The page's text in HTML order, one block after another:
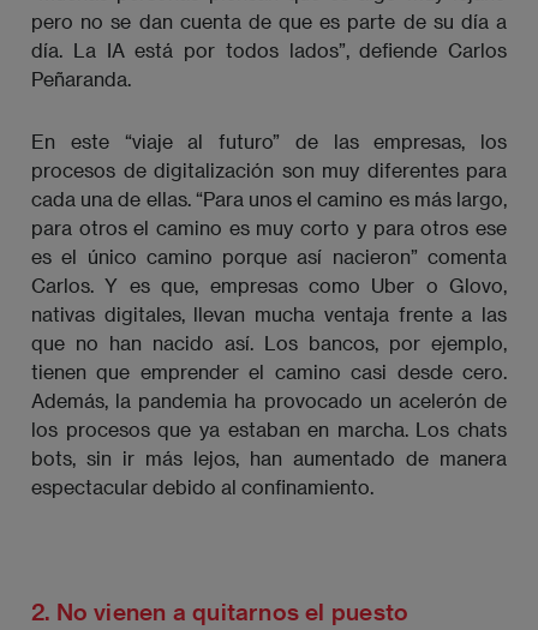
pero no se dan cuenta de que es parte de su día a
día. La IA está por todos lados”, defiende Carlos
Peñaranda.
En este “viaje al futuro” de las empresas, los
procesos de digitalización son muy diferentes para
cada una de ellas. “Para unos el camino es más largo,
para otros el camino es muy corto y para otros ese
es el único camino porque así nacieron” comenta
Carlos. Y es que, empresas como Uber o Glovo,
nativas digitales, llevan mucha ventaja frente a las
que no han nacido así. Los bancos, por ejemplo,
tienen que emprender el camino casi desde cero.
Además, la pandemia ha provocado un acelerón de
los procesos que ya estaban en marcha. Los chats
bots, sin ir más lejos, han aumentado de manera
espectacular debido al confinamiento.
2. No vienen a quitarnos el puesto